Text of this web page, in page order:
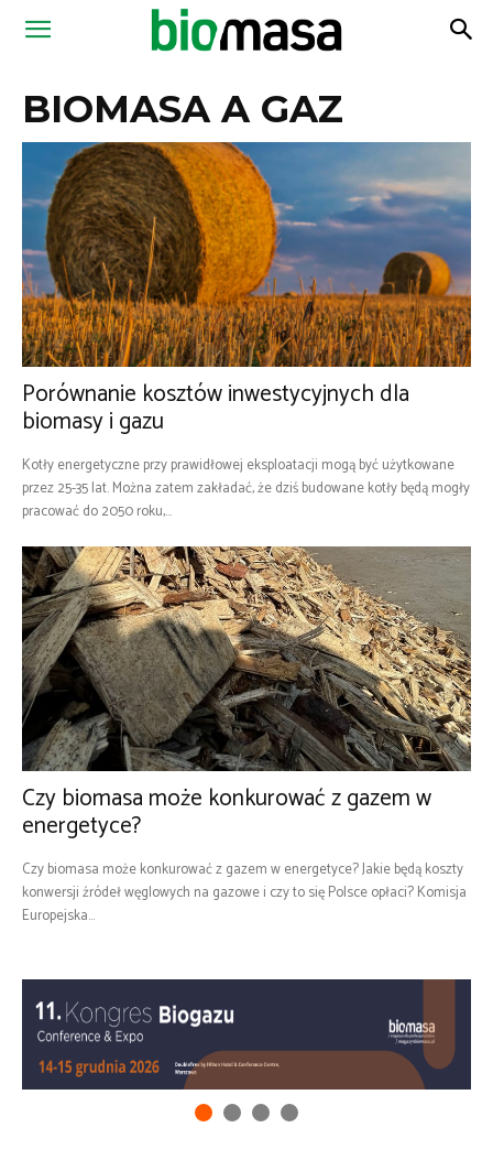
Magazyn
BIOMASA A GAZ
Porównanie kosztów inwestycyjnych dla
biomasy i gazu
Kotły energetyczne przy prawidłowej eksploatacji mogą być użytkowane
przez 25-35 lat. Można zatem zakładać, że dziś budowane kotły będą mogły
pracować do 2050 roku,...
Czy biomasa może konkurować z gazem w
energetyce?
Czy biomasa może konkurować z gazem w energetyce? Jakie będą koszty
konwersji źródeł węglowych na gazowe i czy to się Polsce opłaci? Komisja
Europejska...